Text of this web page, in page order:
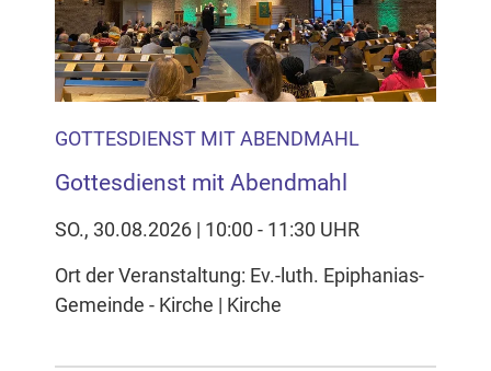
GOTTESDIENST MIT ABENDMAHL
Gottesdienst mit Abendmahl
SO., 30.08.2026 | 10:00 - 11:30 UHR
Ort der Veranstaltung: Ev.-luth. Epiphanias-
Gemeinde - Kirche | Kirche